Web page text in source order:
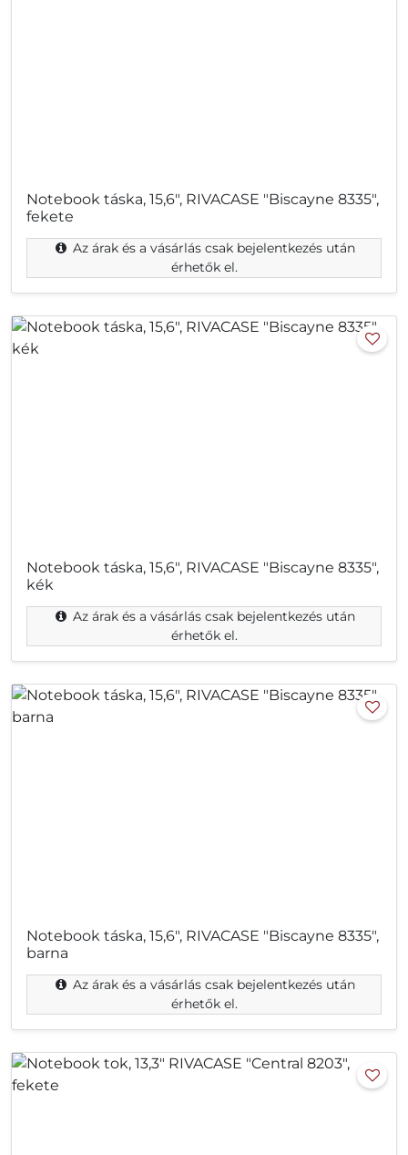
Notebook táska, 15,6", RIVACASE "Biscayne 8335",
fekete
Az árak és a vásárlás csak bejelentkezés után
érhetők el.
Notebook táska, 15,6", RIVACASE "Biscayne 8335",
kék
Az árak és a vásárlás csak bejelentkezés után
érhetők el.
Notebook táska, 15,6", RIVACASE "Biscayne 8335",
barna
Az árak és a vásárlás csak bejelentkezés után
érhetők el.